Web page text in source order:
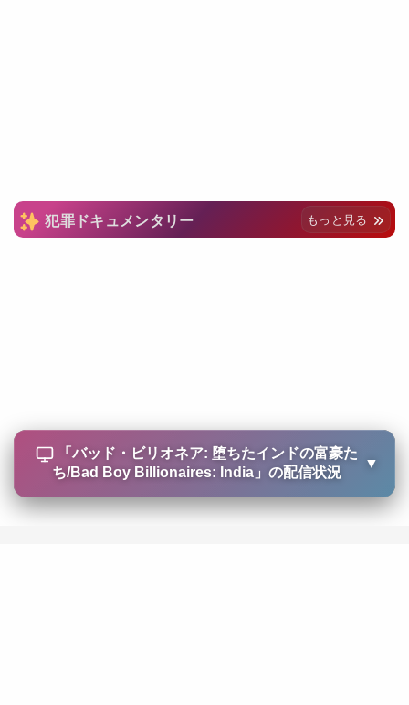
犯罪ドキュメンタリー もっと見る
「バッド・ビリオネア: 堕ちたインドの富豪た
ち/Bad Boy Billionaires: India 」の配信状況
▼